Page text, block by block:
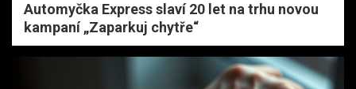
Automyčka Express slaví 20 let na trhu novou
kampaní „Zaparkuj chytře“